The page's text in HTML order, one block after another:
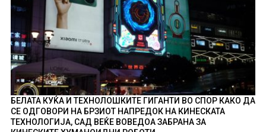
БЕЛАТА КУЌА И ТЕХНОЛОШКИТЕ ГИГАНТИ ВО СПОР КАКО ДА
СЕ ОДГОВОРИ НА БРЗИОТ НАПРЕДОК НА КИНЕСКАТА
ТЕХНОЛОГИЈА, САД ВЕЌЕ ВОВЕДОА ЗАБРАНА ЗА